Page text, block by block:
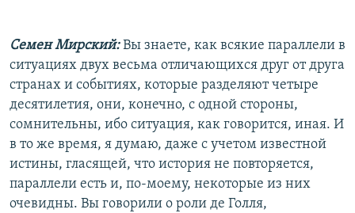
Семен Мирский:Вы знаете, как всякие параллели в
ситуациях двух весьма отличающихся друг от друга
странах и событиях, которые разделяют четыре
десятилетия, они, конечно, с одной стороны,
сомнительны, ибо ситуация, как говорится, иная. И
в то же время, я думаю, даже с учетом известной
истины, гласящей, что история не повторяется,
параллели есть и, по-моему, некоторые из них
очевидны. Вы говорили о роли де Голля,